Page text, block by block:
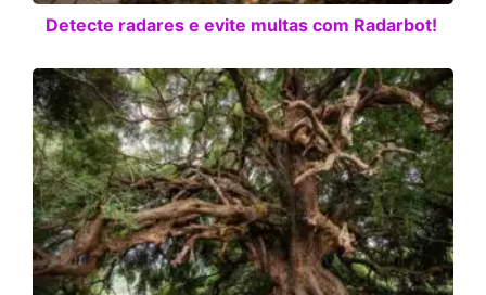
Detecte radares e evite multas com Radarbot!